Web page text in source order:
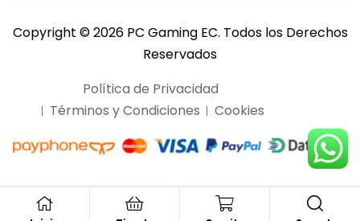
Copyright © 2026 PC Gaming EC. Todos los Derechos
Reservados
Política de Privacidad
Términos y Condiciones
Cookies